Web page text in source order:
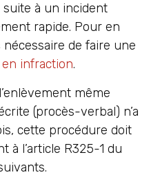
à un incident
rapide. Pour en
de faire une
infraction.
même
(procès-verbal) n’a
cette procédure doit
à l’article R325-1 du